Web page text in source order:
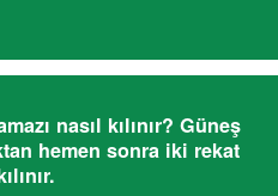
nasıl kılınır? Güneş
hemen sonra iki rekat